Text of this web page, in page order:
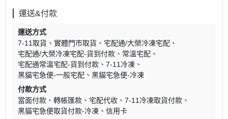
運送&付款
運送方式
7-11取貨
實體門市取貨
宅配通/大榮冷凍宅配
宅配通/大榮冷凍宅配-貨到付款
常溫宅配
宅配通常溫宅配-貨到付款
7-11冷凍
黑貓宅急便-一般宅配
黑貓宅急便-冷凍
付款方式
當面付款
轉帳匯款 宅配代收
7-11冷凍取貨付款
黑貓宅急便取貨付款-冷凍
信用卡